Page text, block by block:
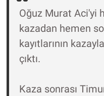
Oğuz Murat Aci'yi
kazadan hemen
kayıtlarının
çıktı.
Kaza sonrası